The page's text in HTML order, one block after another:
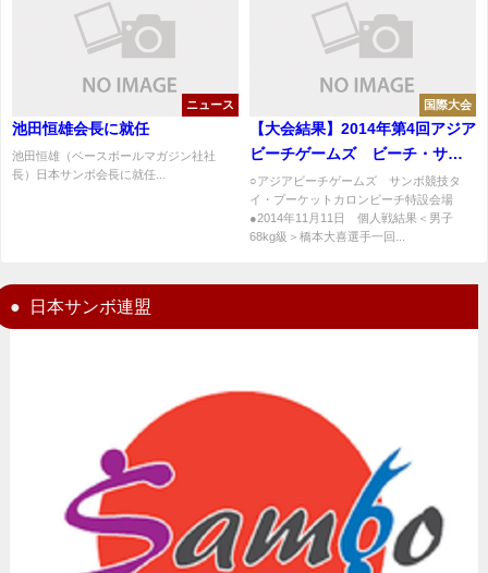
ニュース
池田恒雄会長に就任
池田恒雄（ベースボールマガジン社社
長）日本サンボ会長に就任...
国際大会
【大会結果】2014年第4回アジア
ビーチゲームズ ビーチ・サン
ボ日本代表選手団結果
○アジアビーチゲームズ サンボ競技タ
イ・プーケットカロンビーチ特設会場
●2014年11月11日 個人戦結果＜男子
68kg級＞橋本大喜選手一回...
日本サンボ連盟